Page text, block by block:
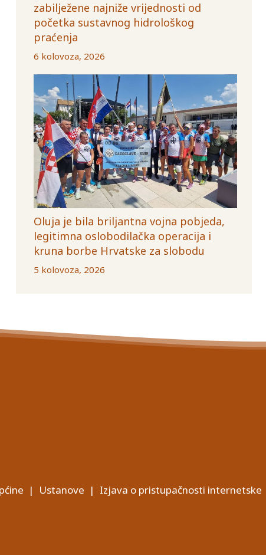
zabilježene najniže vrijednosti od
početka sustavnog hidrološkog
praćenja
6 kolovoza, 2026
Oluja je bila briljantna vojna pobjeda,
legitimna oslobodilačka operacija i
kruna borbe Hrvatske za slobodu
5 kolovoza, 2026
| Ustanove | Izjava o pristupačnosti internetske